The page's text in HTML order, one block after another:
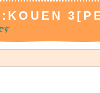
す